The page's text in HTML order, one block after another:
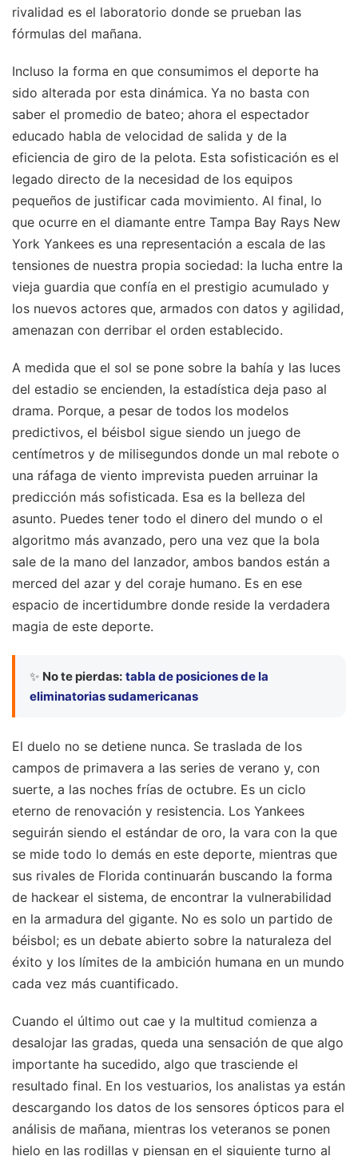
rivalidad es el laboratorio donde se prueban las
fórmulas del mañana.
Incluso la forma en que consumimos el deporte ha
sido alterada por esta dinámica. Ya no basta con
saber el promedio de bateo; ahora el espectador
educado habla de velocidad de salida y de la
eficiencia de giro de la pelota. Esta sofisticación es el
legado directo de la necesidad de los equipos
pequeños de justificar cada movimiento. Al final, lo
que ocurre en el diamante entre Tampa Bay Rays New
York Yankees es una representación a escala de las
tensiones de nuestra propia sociedad: la lucha entre la
vieja guardia que confía en el prestigio acumulado y
los nuevos actores que, armados con datos y agilidad,
amenazan con derribar el orden establecido.
A medida que el sol se pone sobre la bahía y las luces
del estadio se encienden, la estadística deja paso al
drama. Porque, a pesar de todos los modelos
predictivos, el béisbol sigue siendo un juego de
centímetros y de milisegundos donde un mal rebote o
una ráfaga de viento imprevista pueden arruinar la
predicción más sofisticada. Esa es la belleza del
asunto. Puedes tener todo el dinero del mundo o el
algoritmo más avanzado, pero una vez que la bola
sale de la mano del lanzador, ambos bandos están a
merced del azar y del coraje humano. Es en ese
espacio de incertidumbre donde reside la verdadera
magia de este deporte.
✨ No te pierdas: tabla de posiciones de la
eliminatorias sudamericanas
El duelo no se detiene nunca. Se traslada de los
campos de primavera a las series de verano y, con
suerte, a las noches frías de octubre. Es un ciclo
eterno de renovación y resistencia. Los Yankees
seguirán siendo el estándar de oro, la vara con la que
se mide todo lo demás en este deporte, mientras que
sus rivales de Florida continuarán buscando la forma
de hackear el sistema, de encontrar la vulnerabilidad
en la armadura del gigante. No es solo un partido de
béisbol; es un debate abierto sobre la naturaleza del
éxito y los límites de la ambición humana en un mundo
cada vez más cuantificado.
Cuando el último out cae y la multitud comienza a
desalojar las gradas, queda una sensación de que algo
importante ha sucedido, algo que trasciende el
resultado final. En los vestuarios, los analistas ya están
descargando los datos de los sensores ópticos para el
análisis de mañana, mientras los veteranos se ponen
hielo en las rodillas y piensan en el siguiente turno al